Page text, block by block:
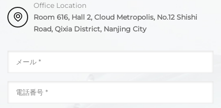
Office Location
Room 616, Hall 2, Cloud Metropolis, No.12 Shishi
Road, Qixia District, Nanjing City